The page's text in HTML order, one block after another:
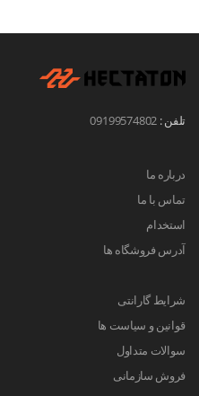
تلفن : 09199574802
درباره ما
تماس با ما
استخدام
آدرس فروشگاه ها
شرایط گارانتی
قوانین و سیاست ها
سوالات متداول
فروش سازمانی